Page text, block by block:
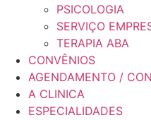
PSICOLOGIA
SERVIÇO
TERAPIA ABA
CONVÊNIOS
AGENDAMENTO /
A CLINICA
ESPECIALIDADES